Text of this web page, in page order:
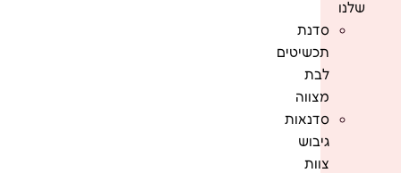
שלנו
סדנת
תכשיטים
לבת
מצווה
סדנאות
גיבוש
צוות